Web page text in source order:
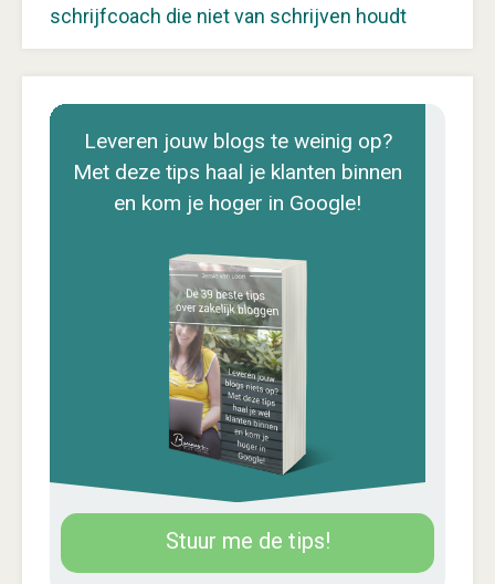
schrijfcoach die niet van schrijven houdt
Leveren jouw blogs te weinig op?
Met deze tips haal je klanten binnen
en kom je hoger in Google!
Stuur me de tips!